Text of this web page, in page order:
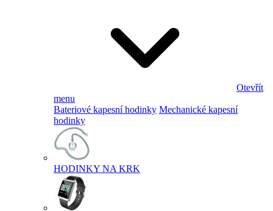
Otevřít
menu
Bateriové kapesní hodinky Mechanické kapesní
hodinky
HODINKY NA KRK